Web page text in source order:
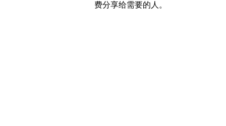
费分享给需要的人。